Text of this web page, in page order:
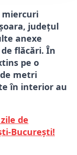
miercuri
județul
anexe
flăcări. În
pe o
metri
în interior au
de
București!